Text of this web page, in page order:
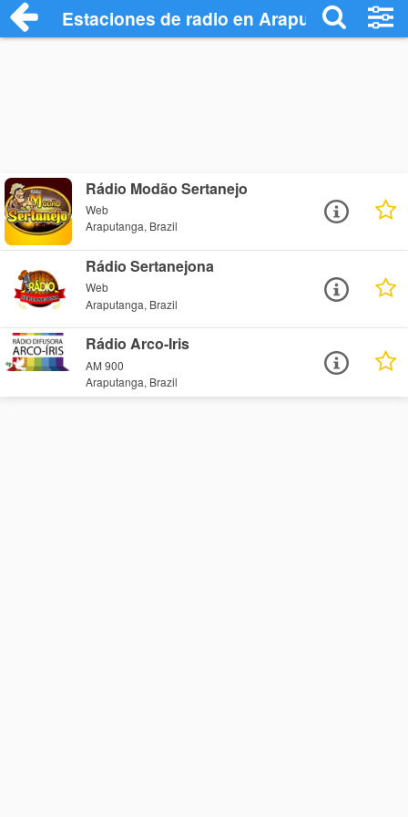
Estaciones de radio en Araputanga -
Rádio Modão Sertanejo
Web
Araputanga, Brazil
Rádio Sertanejona
Web
Araputanga, Brazil
Rádio Arco-Iris
AM 900
Araputanga, Brazil